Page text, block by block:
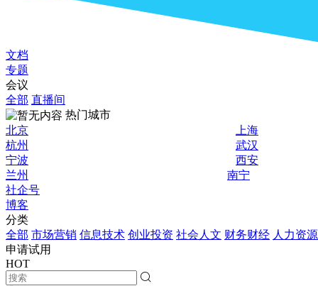
文档
专题
会议
全部 直播间
热门城市
北京
上海
杭州
武汉
宁波
西安
兰州
南宁
社企号
博客
分类
全部 市场营销 信息技术 创业投资 社会人文 财务财经 人力资源
申请试用
HOT